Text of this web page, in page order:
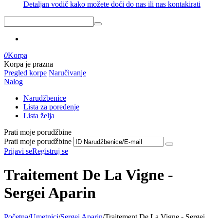
Detaljan vodič kako možete doći do nas ili nas kontakirati
0Korpa
Korpa je prazna
Pregled korpe Naručivanje
Nalog
Narudžbenice
Lista za poređenje
Lista želja
Prati moje porudžbine
Prati moje porudžbine
Prijavi seRegistruj se
Traitement De La Vigne -
Sergei Aparin